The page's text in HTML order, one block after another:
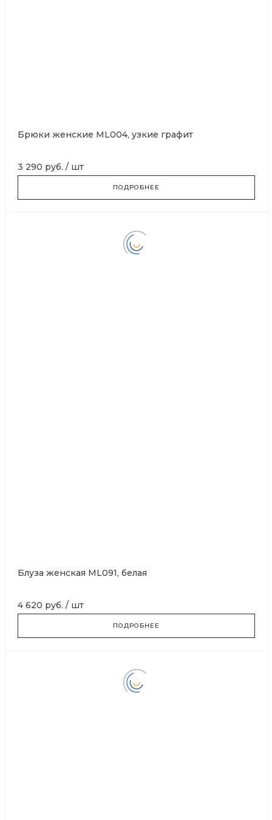
Брюки женские ML004, узкие графит
3 290 руб. / шт
ПОДРОБНЕЕ
Блуза женская ML091, белая
4 620 руб. / шт
ПОДРОБНЕЕ